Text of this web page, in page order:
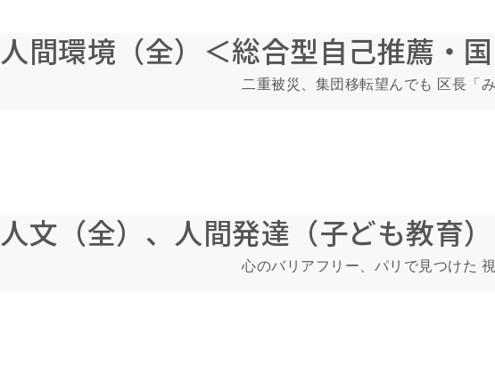
人間環境（全）＜総合型自己推薦・
二重被災、集団移転望んでも 区長「
人文（全）、人間発達（子ども教育
心のバリアフリー、パリで見つけた